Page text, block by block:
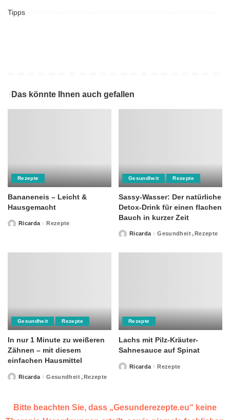
Tipps
Das könnte Ihnen auch gefallen
Rezepte
Bananeneis – Leicht &
Hausgemacht
PostedRicarda Rezepte
Gesundheit Rezepte
Sassy-Wasser: Der natürliche
Detox-Drink für einen flachen
Bauch in kurzer Zeit
PostedRicarda Gesundheit Rezepte
Gesundheit Rezepte
In nur 1 Minute zu weißeren
Zähnen – mit diesem
einfachen Hausmittel
PostedRicarda Gesundheit Rezepte
Rezepte
Lachs mit Pilz-Kräuter-
Sahnesauce auf Spinat
PostedRicarda Rezepte
Bitte beachten Sie, dass „Gesunderezepte.eu“ keine